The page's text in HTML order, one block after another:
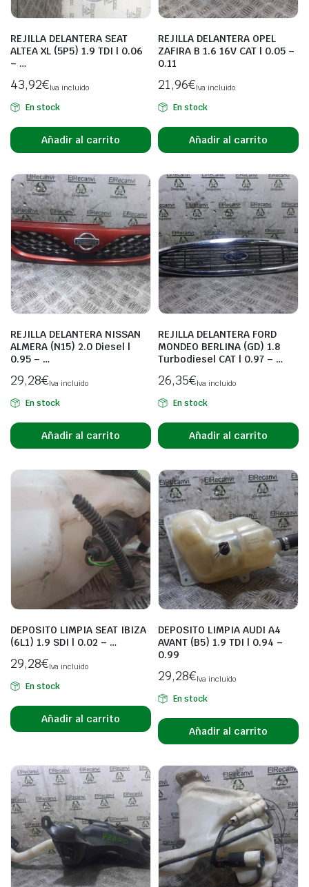
REJILLA DELANTERA SEAT
ALTEA XL (5P5) 1.9 TDI | 0.06
– …
43,92€Iva incluido
En stock
Añadir al carrito
REJILLA DELANTERA OPEL
ZAFIRA B 1.6 16V CAT | 0.05 –
0.11
21,96€Iva incluido
En stock
Añadir al carrito
REJILLA DELANTERA NISSAN
ALMERA (N15) 2.0 Diesel |
0.95 – …
29,28€Iva incluido
En stock
Añadir al carrito
REJILLA DELANTERA FORD
MONDEO BERLINA (GD) 1.8
Turbodiesel CAT | 0.97 – …
26,35€Iva incluido
En stock
Añadir al carrito
DEPOSITO LIMPIA SEAT IBIZA
(6L1) 1.9 SDI | 0.02 – …
29,28€Iva incluido
En stock
Añadir al carrito
DEPOSITO LIMPIA AUDI A4
AVANT (B5) 1.9 TDI | 0.94 –
0.99
29,28€Iva incluido
En stock
Añadir al carrito